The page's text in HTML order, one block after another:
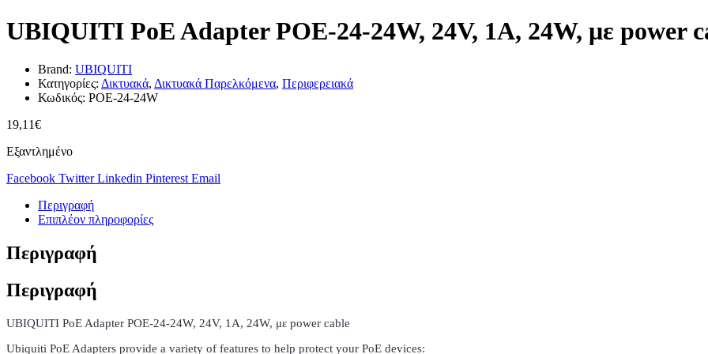
UBIQUITI PoE Adapter POE-24-24W, 24V, 1A, 24W, με power
Brand: UBIQUITI
Κατηγορίες: Δικτυακά, Δικτυακά Παρελκόμενα, Περιφερειακά
Κωδικός: POE-24-24W
19,11€
Εξαντλημένο
Facebook Twitter Linkedin Pinterest Email
Περιγραφή
Επιπλέον πληροφορίες
Περιγραφή
Περιγραφή
UBIQUITI PoE Adapter POE-24-24W, 24V, 1A, 24W, με power cable
Ubiquiti PoE Adapters provide a variety of features to help protect your PoE devices: